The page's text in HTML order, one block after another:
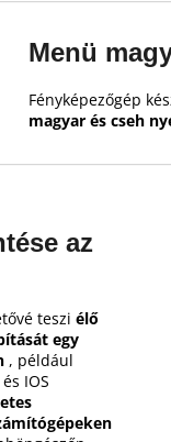
Menü
Fényképezőgép
magyar és cseh
az
teszi élő
egy
, például
IOS